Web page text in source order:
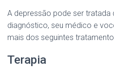
A depressão pode ser tratada
diagnóstico, seu médico e
mais dos seguintes
Terapia